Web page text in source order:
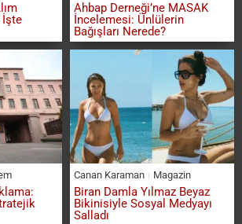
İşte
Ahbap Derneği’ne MASAK
İncelemesi: Ünlülerin
Bağışları Nerede?
Canan Karaman Magazin
Biran Damla Yılmaz Beyaz
Bikinisiyle Sosyal Medyayı
Salladı